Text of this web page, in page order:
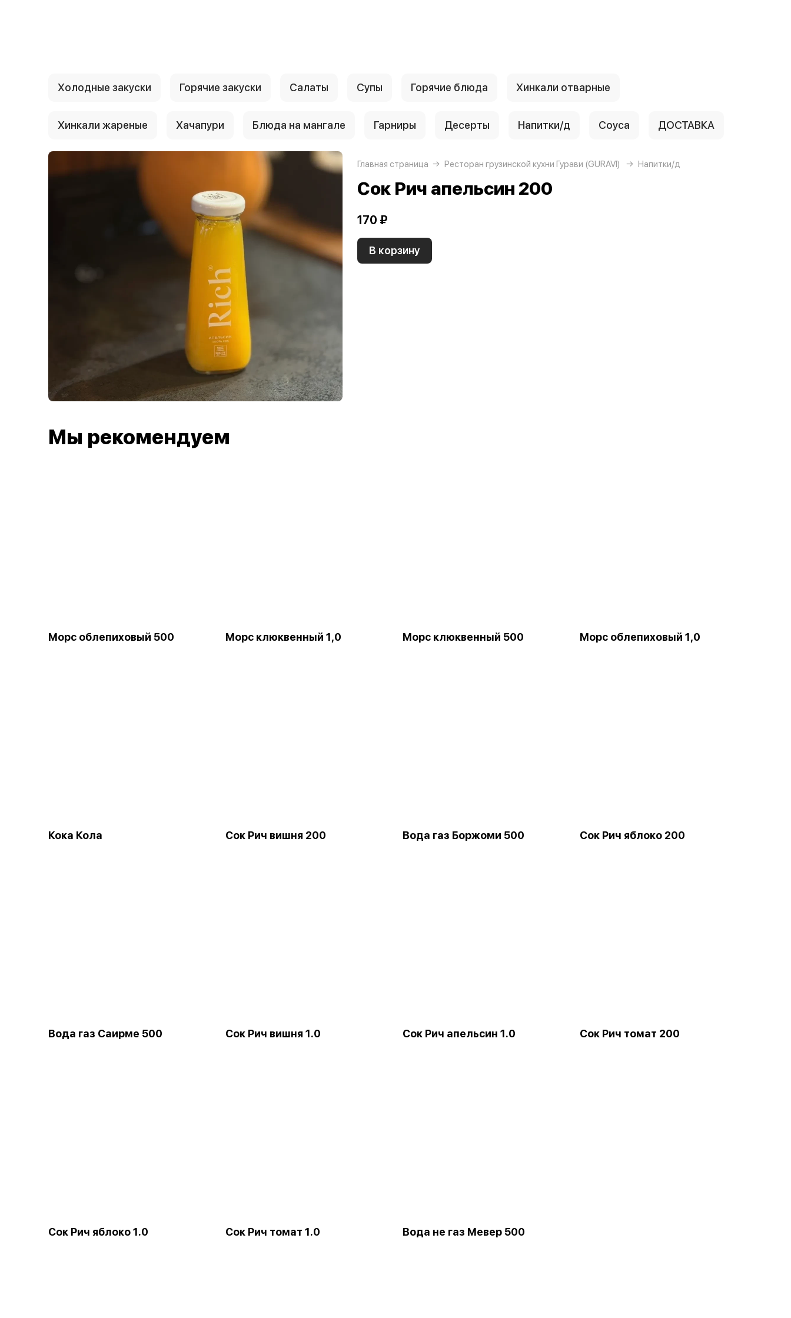
Холодные закуски Горячие закуски Салаты Супы Горячие блюда Хинкали отварные
Хинкали жареные Хачапури Блюда на мангале Гарниры Десерты Напитки/д Соуса ДОСТАВКА
Главная страница Ресторан грузинской кухни Гурави (GURAVI) Напитки/д
Сок Рич апельсин 200
170 ₽
В корзину
Мы рекомендуем
Морс облепиховый 500 Морс клюквенный 1,0 Морс клюквенный 500 Морс облепиховый 1,0
Кока Кола Сок Рич вишня 200 Вода газ Боржоми 500 Сок Рич яблоко 200
Вода газ Саирме 500 Сок Рич вишня 1.0 Сок Рич апельсин 1.0 Сок Рич томат 200
Сок Рич яблоко 1.0 Сок Рич томат 1.0 Вода не газ Мевер 500